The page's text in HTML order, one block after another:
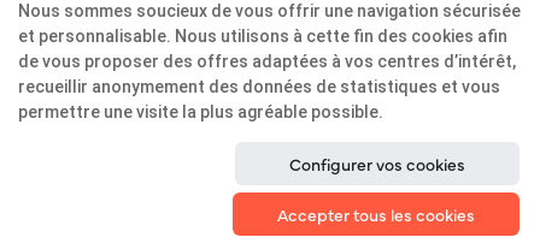
Ce site internet utilise des cookies pour améliorer l'expérience utilisateur.
Nous sommes soucieux de vous offrir une navigation sécurisée
et personnalisable. Nous utilisons à cette fin des cookies afin
de vous proposer des offres adaptées à vos centres d’intérêt,
recueillir anonymement des données de statistiques et vous
permettre une visite la plus agréable possible.
Configurer vos cookies
Accepter tous les cookies